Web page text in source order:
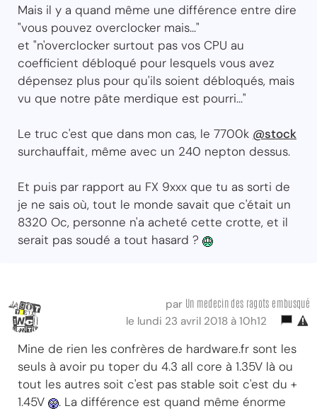
Mais il y a quand même une différence entre dire
"vous pouvez overclocker mais..."
et "n'overclocker surtout pas vos CPU au
coefficient débloqué pour lesquels vous avez
dépensez plus pour qu'ils soient débloqués, mais
vu que notre pâte merdique est pourri..."
Le truc c'est que dans mon cas, le 7700k @stock
surchauffait, même avec un 240 nepton dessus.
Et puis par rapport au FX 9xxx que tu as sorti de
je ne sais où, tout le monde savait que c'était un
8320 Oc, personne n'a acheté cette crotte, et il
serait pas soudé a tout hasard ?
par Un medecin des ragots embusqué
le lundi 23 avril 2018 à 10h12
Mine de rien les confrères de hardware.fr sont les
seuls à avoir pu toper du 4.3 all core à 1.35V là ou
tout les autres soit c'est pas stable soit c'est du +
1.45V
. La différence est quand même énorme